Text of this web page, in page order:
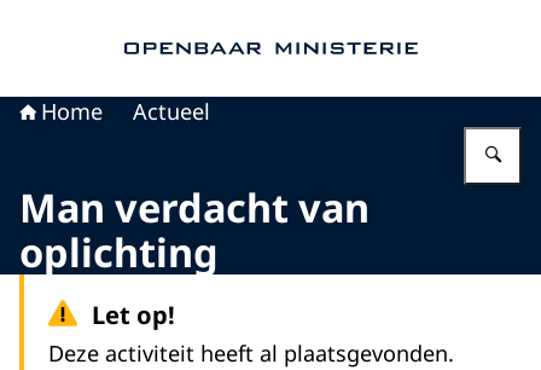
Home Actueel
Man verdacht van
oplichting
Let op!
Deze activiteit heeft al plaatsgevonden.